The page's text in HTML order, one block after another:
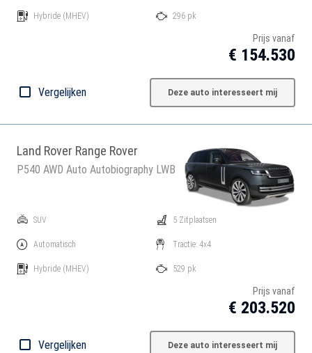
Hybride (MHEV) 296 pk
Prijs vanaf
€ 154.530
Vergelijken Deze auto interesseert mij
Land Rover Range Rover
P540 AWD Auto Autobiography LWB
SUV
Automatisch
Hybride (MHEV)
5 Zitplaatsen
Tractie: 4x4
529 pk
Prijs vanaf
€ 203.520
Vergelijken Deze auto interesseert mij